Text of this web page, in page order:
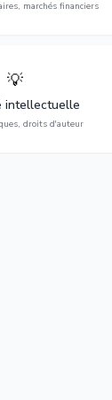
marchés financiers
💡
intellectuelle
droits d'auteur
créations : brevets,
et lutte contre la